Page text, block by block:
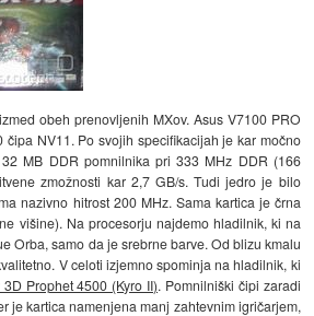
obeh prenovljenih MXov. Asus V7100 PRO
čipa NV11. Po svojih specifikacijah je kar močno
MB DDR pomnilnika pri 333 MHz DDR (166
zmožnosti kar 2,7 GB/s. Tudi jedro je bilo
nazivno hitrost 200 MHz. Sama kartica je črna
višine). Na procesorju najdemo hladilnik, ki na
Orba, samo da je srebrne barve. Od blizu kmalu
V celoti izjemno spominja na hladilnik, ki
Prophet 4500 (Kyro II). Pomnilniški čipi zaradi
je kartica namenjena manj zahtevnim igričarjem,